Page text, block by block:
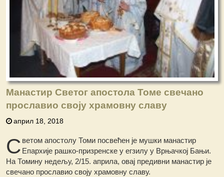
Манастир Светог апостола Томе свечано
прославио своју храмовну славу
април 18, 2018
С ветом апостолу Томи посвећен је мушки манастир
Епархије рашко-призренске у егзилу у Врњачкој Бањи.
На Томину недељу, 2/15. априла, овај предивни манастир је
свечано прославио своју храмовну славу.